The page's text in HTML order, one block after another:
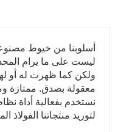
أسلوبنا من خيوط
ليست على ما يرام
ولكن كما ظهرت له أو
معقولة بصدق. ممتازة
نستخدم بفعالية أداة
لتوريد منتجاتنا الفولاذ